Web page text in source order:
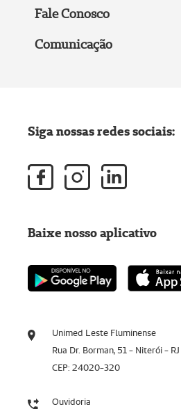
Fale Conosco
Comunicação
Unimed Leste Fluminense
Rua Dr. Borman, 51 - Niterói - RJ
CEP: 24020-320
Ouvidoria
Siga nossas redes sociais:
Baixe nosso aplicativo